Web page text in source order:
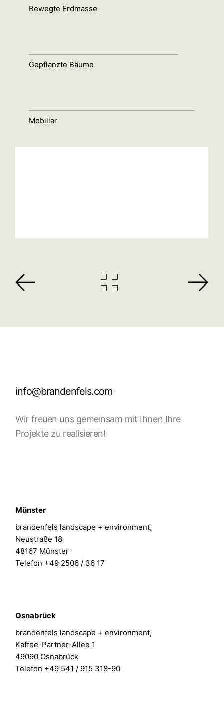
Bewegte Erdmasse
Gepflanzte Bäume
Mobiliar
info@brandenfels.com
Wir freuen uns gemeinsam mit Ihnen Ihre
Projekte zu realisieren!
Münster
brandenfels landscape + environment,
Neustraße 18
48167 Münster
Telefon +49 2506 / 36 17
Osnabrück
brandenfels landscape + environment,
Kaffee-Partner-Allee 1
49090 Osnabrück
Telefon +49 541 / 915 318-90